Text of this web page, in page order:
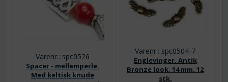
Varenr.: spc0526
Spacer - mellemperle.
Med keltisk knude
Varenr.: spc0504-7
Englevinger. Antik
Bronze look. 14 mm. 12
stk.